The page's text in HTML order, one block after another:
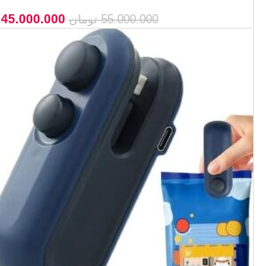
55.000.000 تومان 45.000.000